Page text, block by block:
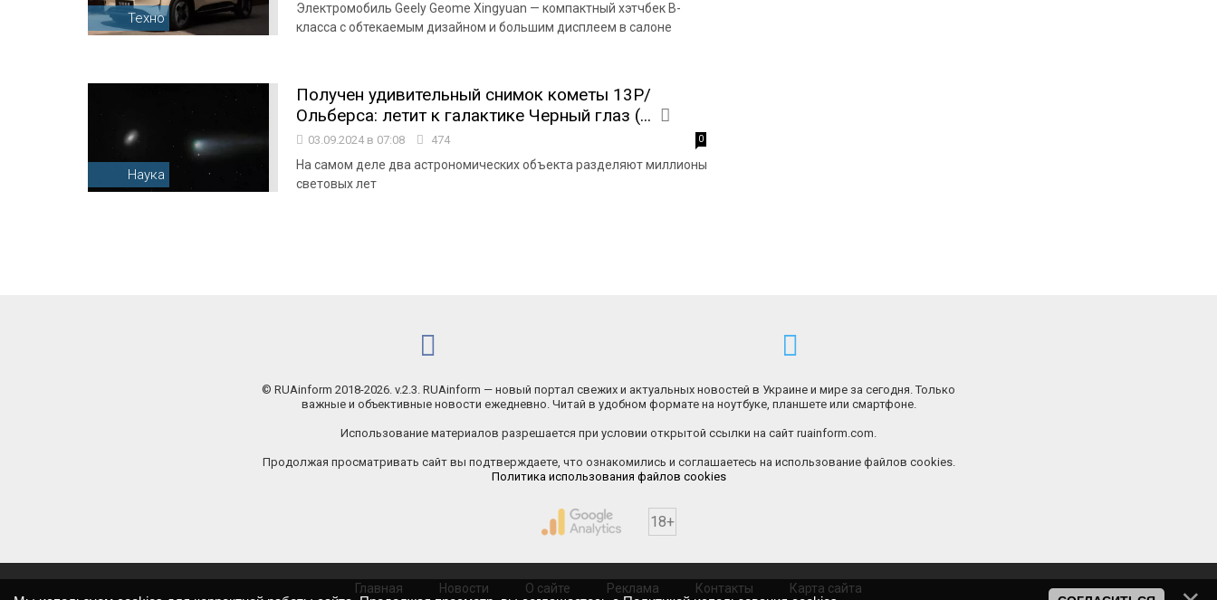
Техно
Электромобиль Geely Geome Xingyuan — компактный хэтчбек В-
класса с обтекаемым дизайном и большим дисплеем в салоне
Наука
Получен удивительный снимок кометы 13P/
Ольберса: летит к галактике Черный глаз (...
03.09.2024 в 07:08 474 0
На самом деле два астрономических объекта разделяют миллионы
световых лет
© RUAinform 2018-2026. v.2.3. RUAinform — новый портал свежих и актуальных новостей в Украине и мире за сегодня. Только
важные и объективные новости ежедневно. Читай в удобном формате на ноутбуке, планшете или смартфоне.
Использование материалов разрешается при условии открытой ссылки на сайт ruainform.com.
Продолжая просматривать сайт вы подтверждаете, что ознакомились и соглашаетесь на использование файлов cookies.
Политика использования файлов cookies
18+
Главная Новости О сайте Реклама Контакты Карта сайта